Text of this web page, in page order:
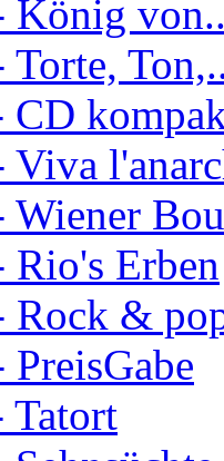
König
Torte,
CD
Viva
Rio's Erben
Rock &
Tatort